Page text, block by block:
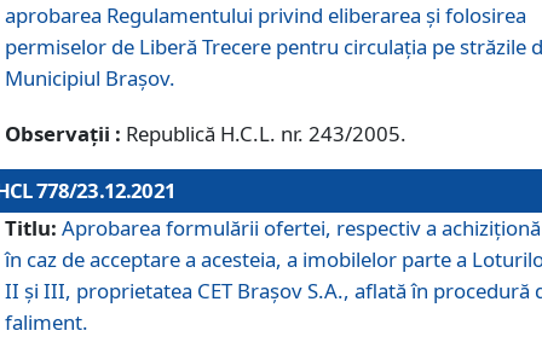
aprobarea Regulamentului privind eliberarea şi folosirea
permiselor de Liberă Trecere pentru circulația pe străzile
Municipiul Braşov.
Observații : Republică H.C.L. nr. 243/2005.
778/23.12.2021
Titlu: Aprobarea formulării ofertei, respectiv a
în caz de acceptare a acesteia, a imobilelor parte a
II și III, proprietatea CET Brașov S.A., aflată în procedură
faliment.